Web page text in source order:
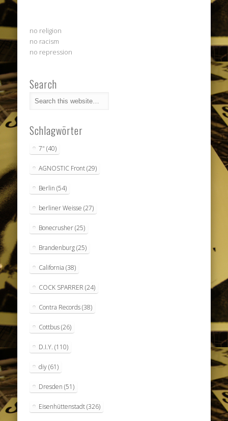
no religion
no racism
no repression
Search
Schlagwörter
7" (40)
AGNOSTIC Front(29)
Berlin (54)
berliner Weisse (27)
Bonecrusher(25)
Brandenburg(25)
California (38)
COCK SPARRER (24)
Contra Records(38)
Cottbus(26)
D.I.Y. (110)
diy(61)
Dresden (51)
Eisenhüttenstadt(326)